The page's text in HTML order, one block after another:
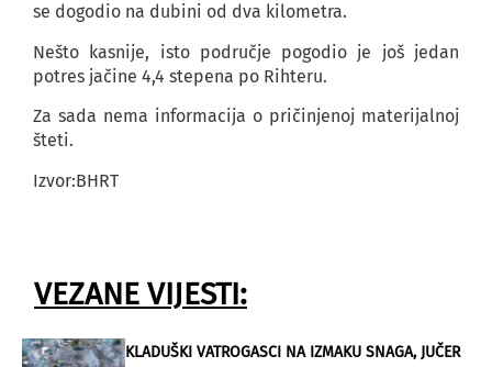
se dogodio na dubini od dva kilometra.
Nešto kasnije, isto područje pogodio je još jedan
potres jačine 4,4 stepena po Rihteru.
Za sada nema informacija o pričinjenoj materijalnoj
šteti.
Izvor:BHRT
VEZANE VIJESTI:
KLADUŠKI VATROGASCI NA IZMAKU SNAGA, JUČER